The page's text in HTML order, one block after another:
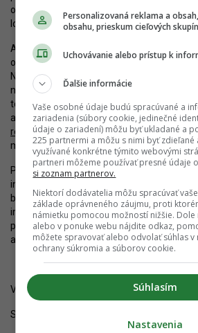
okrem Starého mesta aj Hlavné mesto,
lokálni developeri a správca toku a lodnej
Ak bude tento predpoklad splnený, súťaž
ohlas aj v zahraničí, aby pritiahla veľké
Nanešťastie, na Slovensku nie je veľká
narábania s verejným priestorom, preto tu
toľko skúsených pracovísk. Skutočná
a severne od našej krajiny (čo sa prejavilo
rekonštrukciu Námestia SNP). Naostatok,
mať aj omnoho kvalitnejšiu a ideálne
Predstavená podoba Južného predmestia
inšpiráciou a podnetom pre ďalšie diskusie.
bolo zlým krokom, pokiaľ by sa pristúpilo k
implementáciu výsledkov tejto súťaže.
prekonať. Niekedy sa však ukazuje, že ani
aby sa dosiahol nespochybniteľne dobrý
Viac o súťaži na
Sledujte YIM.BA na
Personalizovaná reklama a
obsahu, prieskum cieľových
Uchovávanie alebo prístup k
Ďalšie informácie
Vaše osobné údaje budú spracúvané a
zariadenia (súbory cookie, jedinečné
údaje o zariadení) môžu byť ukladané a
225 partnermi a môžu s nimi byť
využívané konkrétne týmito webovými
partneri môžeme používať presné údaje
si zoznam partnerov.
Niektorí dodávatelia môžu spracúvať
základe oprávneného záujmu, proti
námietku pomocou možností nižšie. Dole
alebo v ponuke webu nájdite odkaz,
môžete spravovať alebo odvolať súhlas v
ochrany súkromia a súborov cookie.
Súhlasím
Nastavenia